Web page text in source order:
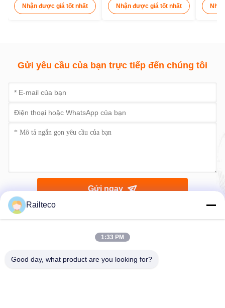
30tNhận được giá tốt nhất Nhận được giá tốt nhất
Gửi yêu cầu của bạn trực tiếp đến chúng tôi
Gửi ngay
Railteco
1:33 PM
Good day, what product are you looking for?